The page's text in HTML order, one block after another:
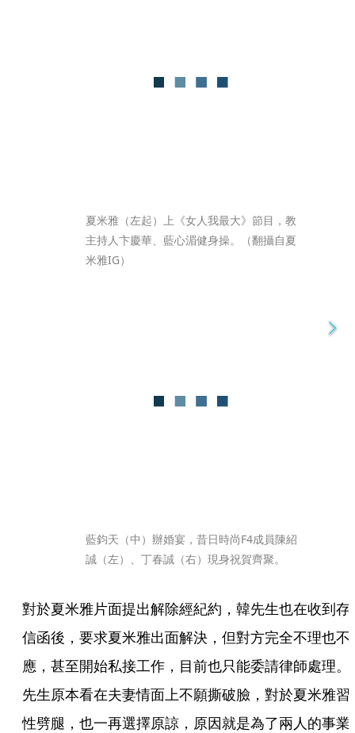
夏米雅（左起）上《女人我最大》節目，教
主持人卞慶華、藍心湄健身操。（翻攝自夏
米雅IG）
藍鈞天（中）辦婚宴，昔日時尚F4成員陳紹
誠（左）、丁春誠（右）現身祝賀齊聚。
對於夏米雅片面提出解除經紀約，韓先生也在收到存
信函後，要求夏米雅出面解決，但對方完全不理也不
應，甚至開始私接工作，目前也只能委請律師處理。
先生原本看在夫妻情面上不願撕破臉，對於夏米雅習
性劈腿，也一再選擇原諒，原因就是為了兩人的事業